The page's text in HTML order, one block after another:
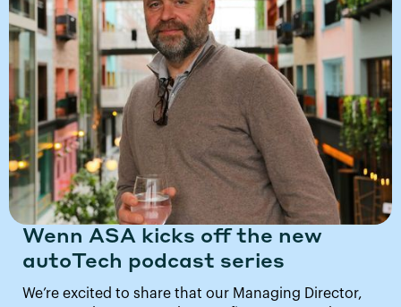
Wenn ASA kicks off the new
autoTech podcast series
We’re excited to share that our Managing Director,